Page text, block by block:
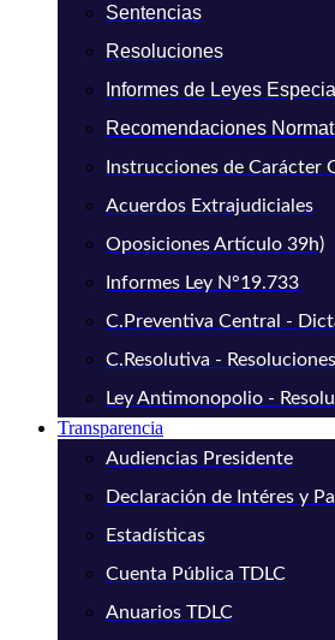
Sentencias
Resoluciones
Informes de Leyes
Recomendaciones
Instrucciones de Carácter
Acuerdos Extrajudiciales
Oposiciones Artículo 39h)
Informes Ley N°19.733
C.Preventiva Central -
C.Resolutiva -
Ley Antimonopolio -
Transparencia
Audiencias Presidente
Declaración de Intéres y
Estadísticas
Cuenta Pública TDLC
Anuarios TDLC